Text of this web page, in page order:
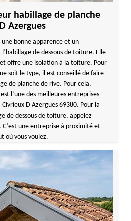
habillage de planche
Azergues
bonne apparence et un
de dessous de toiture. Elle
offre une isolation à la toiture. Pour
soit le type, il est conseillé de faire
de planche de rive. Pour cela,
est l’une des meilleures entreprises
D Azergues 69380. Pour la
de dessous de toiture, appelez
C’est une entreprise à proximité et
où vous voulez.